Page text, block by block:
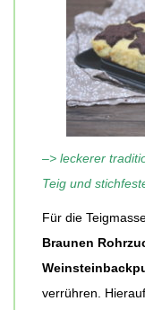
–> leckerer
Teig und
Für die
Braunen
verrühren. Hierauf